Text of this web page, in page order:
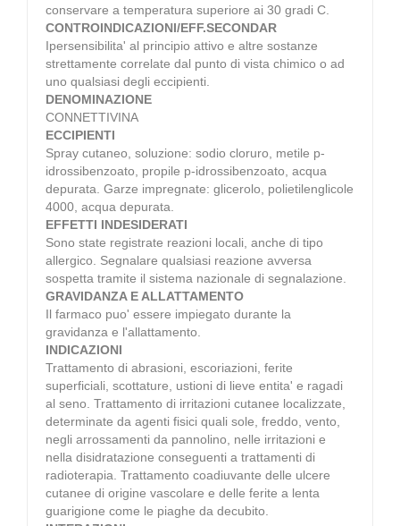
conservare a temperatura superiore ai 30 gradi C.
CONTROINDICAZIONI/EFF.SECONDAR
Ipersensibilita' al principio attivo e altre sostanze
strettamente correlate dal punto di vista chimico o ad
uno qualsiasi degli eccipienti.
DENOMINAZIONE
CONNETTIVINA
ECCIPIENTI
Spray cutaneo, soluzione: sodio cloruro, metile p-
idrossibenzoato, propile p-idrossibenzoato, acqua
depurata. Garze impregnate: glicerolo, polietilenglicole
4000, acqua depurata.
EFFETTI INDESIDERATI
Sono state registrate reazioni locali, anche di tipo
allergico. Segnalare qualsiasi reazione avversa
sospetta tramite il sistema nazionale di segnalazione.
GRAVIDANZA E ALLATTAMENTO
Il farmaco puo' essere impiegato durante la
gravidanza e l'allattamento.
INDICAZIONI
Trattamento di abrasioni, escoriazioni, ferite
superficiali, scottature, ustioni di lieve entita' e ragadi
al seno. Trattamento di irritazioni cutanee localizzate,
determinate da agenti fisici quali sole, freddo, vento,
negli arrossamenti da pannolino, nelle irritazioni e
nella disidratazione conseguenti a trattamenti di
radioterapia. Trattamento coadiuvante delle ulcere
cutanee di origine vascolare e delle ferite a lenta
guarigione come le piaghe da decubito.